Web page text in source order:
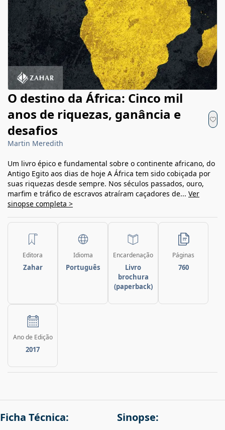
O destino da África: Cinco mil
anos de riquezas, ganância e
desafios
Martin Meredith
Um livro épico e fundamental sobre o continente africano, do
Antigo Egito aos dias de hoje A África tem sido cobiçada por
suas riquezas desde sempre. Nos séculos passados, ouro,
marfim e tráfico de escravos atraíram caçadores de... Ver
sinopse completa >
Editora
Zahar
Idioma
Português
Encardenação
Livro
brochura
(paperback)
Páginas
760
Ano de Edição
2017
Ficha Técnica: Sinopse: